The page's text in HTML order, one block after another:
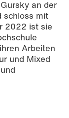
an der
schloss mit
2022 ist sie
Arbeiten
und Mixed